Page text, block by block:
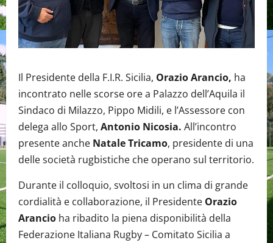
Il Presidente della F.I.R. Sicilia, Orazio Arancio, ha
incontrato nelle scorse ore a Palazzo dell’Aquila il
Sindaco di Milazzo, Pippo Midili, e l’Assessore con
delega allo Sport, Antonio Nicosia. All’incontro
presente anche Natale Tricamo, presidente di una
delle società rugbistiche che operano sul territorio.
Durante il colloquio, svoltosi in un clima di grande
cordialità e collaborazione, il Presidente Orazio
Arancio ha ribadito la piena disponibilità della
Federazione Italiana Rugby – Comitato Sicilia a